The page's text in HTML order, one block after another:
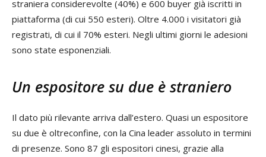
straniera considerevolte (40%) e 600 buyer già iscritti in
piattaforma (di cui 550 esteri). Oltre 4.000 i visitatori già
registrati, di cui il 70% esteri. Negli ultimi giorni le adesioni
sono state esponenziali.
Un espositore su due è straniero
Il dato più rilevante arriva dall’estero. Quasi un espositore
su due è oltreconfine, con la Cina leader assoluto in termini
di presenze. Sono 87 gli espositori cinesi, grazie alla